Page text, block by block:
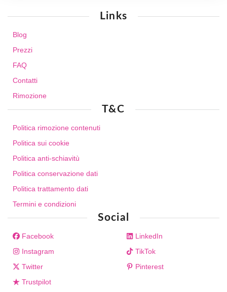
Links
Blog
Prezzi
FAQ
Contatti
Rimozione
T&C
Politica rimozione contenuti
Politica sui cookie
Politica anti-schiavitù
Politica conservazione dati
Politica trattamento dati
Termini e condizioni
Social
Facebook
Instagram
Twitter
Trustpilot
LinkedIn
TikTok
Pinterest